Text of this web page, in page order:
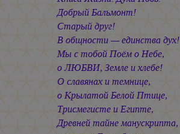
Добрый Бальмонт!
Старый друг!
В общности — единства дух!
Мы с тобой Поём о Небе,
о ЛЮБВИ, Земле и хлебе!
О славянах и темнице,
о Крылатой Белой Птице,
Трисмегисте и Египте,
Древней тайне манускрипта,